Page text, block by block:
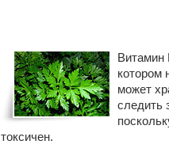
Витамин
котором
может
следить
токсичен.